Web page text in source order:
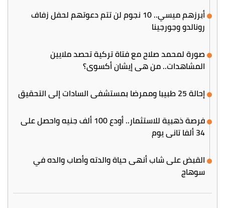
أبرزهم ميسي.. 10 نجوم لن تتم دعوتهم لحفل زفاف
رونالدو وجورجينا
صورة لمحمد صلاح مع فتاة تركية تحصد ملايين
المشاهدات.. من هي إيشان أكسوي؟
إحالة 25 طبيبا وممرضا بمستشفى السادات إلى التحقيق
فرصة ذهبية للاستثمار.. أودع 100 ألف جنيه واحصل على
34 ألفا تاني يوم
القبض على شاب أنهى حياة والدته وأصاب والده في
سوهاج